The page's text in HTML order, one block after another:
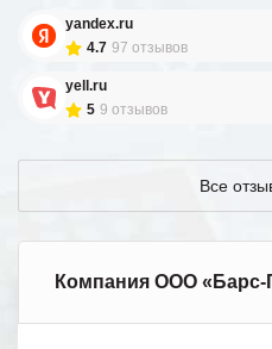
yandex.ru
4.7 97 отзывов
yell.ru
5 9 отзывов
Все
Компания ООО «Барс-